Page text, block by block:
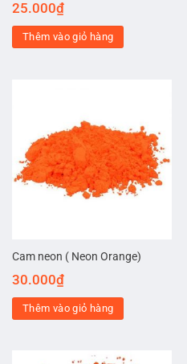
25.000₫
Thêm vào giỏ hàng
Cam neon ( Neon Orange)
30.000₫
Thêm vào giỏ hàng